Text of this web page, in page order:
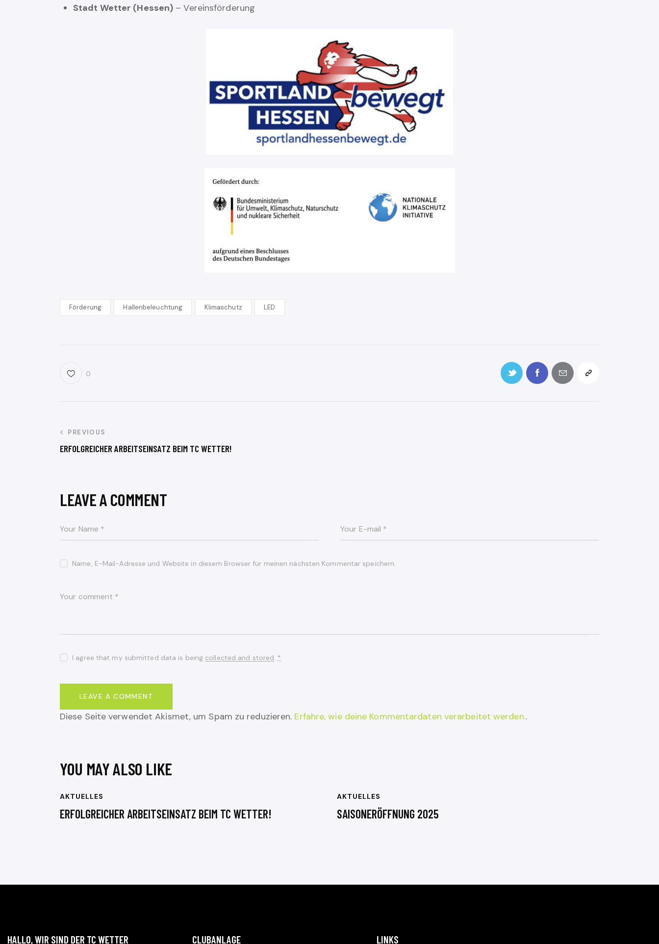
Stadt Wetter (Hessen) – Vereinsförderung
Förderung Hallenbeleuchtung Klimaschutz LED
0
PREVIOUS
ERFOLGREICHER ARBEITSEINSATZ BEIM TC WETTER!
LEAVE A COMMENT
Name, E-Mail-Adresse und Website in diesem Browser für meinen nächsten Kommentar speichern.
I agree that my submitted data is being collected and stored. *
Diese Seite verwendet Akismet, um Spam zu reduzieren. Erfahre, wie deine Kommentardaten verarbeitet werden..
YOU MAY ALSO LIKE
AKTUELLES
ERFOLGREICHER ARBEITSEINSATZ BEIM TC WETTER!
AKTUELLES
SAISONERÖFFNUNG 2025
HALLO, WIR SIND DER TC WETTER CLUBANLAGE LINKS